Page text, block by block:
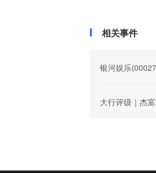
相关事件
银河娱乐
大行评级｜杰